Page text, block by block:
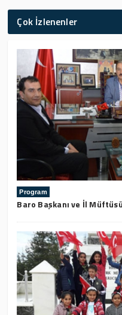
Çok İzlenenler
Program
Baro Başkanı ve İl